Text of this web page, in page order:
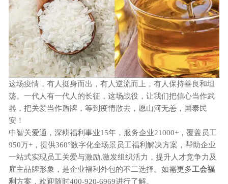
这场疫情，有人挺身而出，有人逆流而上，有人保持善良和坦
荡。一代人有一代人的长征，这场战役，让我们把信心当作武
器，把关爱当作盾牌，等到疫情散去，愿山河无恙，国泰民
安！
中智关爱通，深耕福利事业15年，服务企业21000+，覆盖员工
950万+，提供360°数字化全场景员工福利解决方案，帮助企业
一站式实现员工关爱与激励,激发组织活力，提升人才竞争力及
雇主品牌形象，是企业福利外包的不二选择。如需更多工会福
利方案，欢迎随时400-920-6969进行了解。